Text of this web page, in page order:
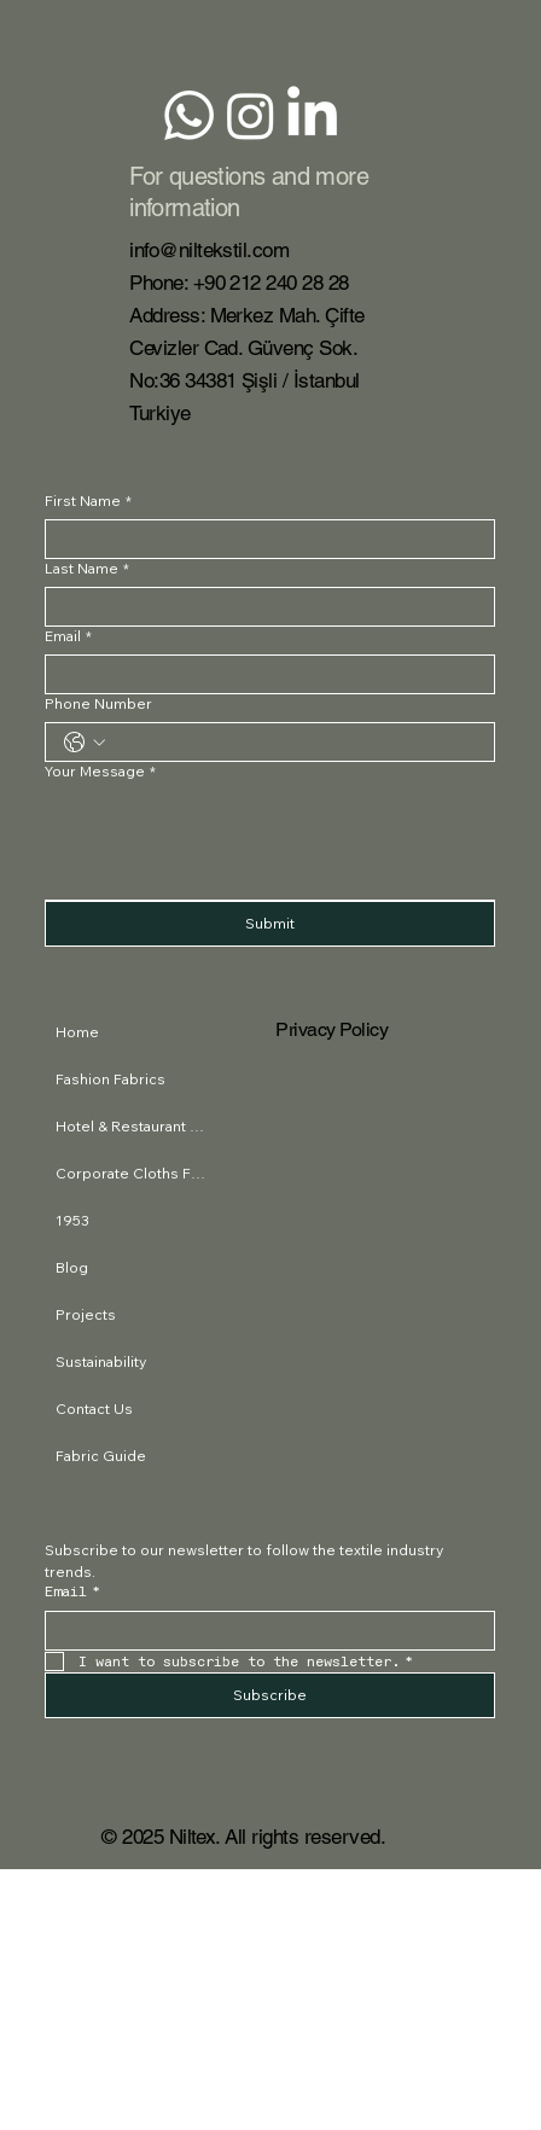
Home
Fashion Fabrics
1953
Blog
Projects
Sustainability
Contact Us
Fabric Guide
Privacy Policy
For questions and more
information
info@niltekstil.com
Phone: +90 212 240 28 28
Address: Merkez Mah. Çifte
Cevizler Cad. Güvenç Sok.
No:36 34381 Şişli / İstanbul
Turkiye
First Name *
Last Name *
Email *
Phone Number
Your Message *
Submit
Subscribe to our newsletter to follow the textile industry
trends.
Email *
I want to subscribe to the newsletter. *
Subscribe
© 2025 Niltex. All rights reserved.